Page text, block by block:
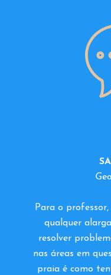
Para o
qualquer
resolver
nas áreas em
praia é como